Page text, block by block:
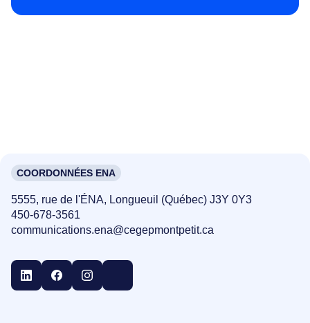
COORDONNÉES ENA
5555, rue de l'ÉNA, Longueuil (Québec) J3Y 0Y3
450-678-3561
communications.ena@cegepmontpetit.ca